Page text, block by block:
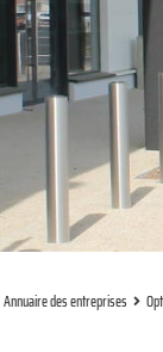
Annuaire des entreprises